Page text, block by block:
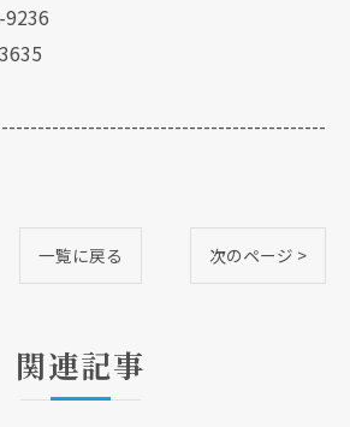
一覧に戻る 次のページ >
関連記事